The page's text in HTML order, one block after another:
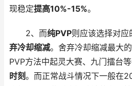
现稳定提高10%-15%。
2、而纯PVP则应该选择对应
弃冷却缩减。舍弃冷却缩减最大
PVP方法中起灵大赛、九门擂台
时刻。而正常战斗情况下一般在